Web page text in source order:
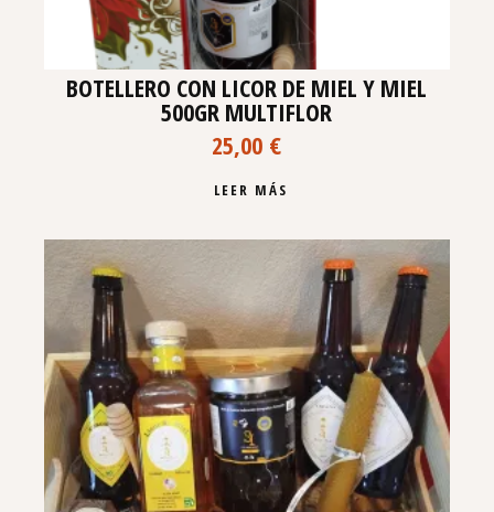
BOTELLERO CON LICOR DE MIEL Y MIEL
500GR MULTIFLOR
25,00 €
LEER MÁS